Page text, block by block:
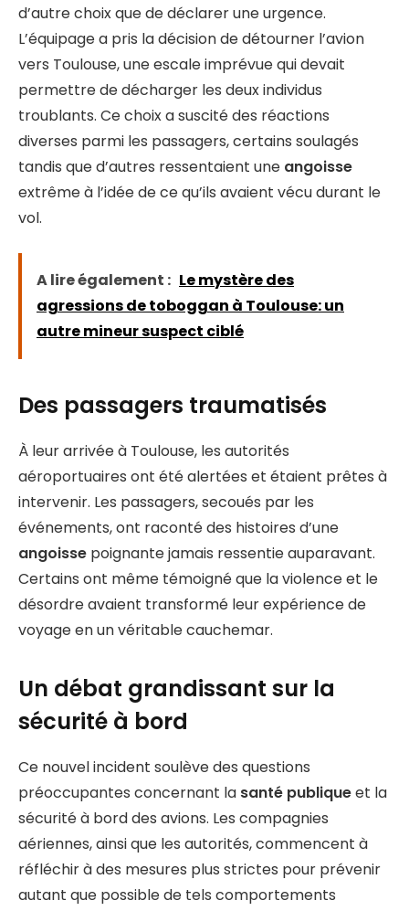
d’autre choix que de déclarer une urgence.
L’équipage a pris la décision de détourner l’avion
vers Toulouse, une escale imprévue qui devait
permettre de décharger les deux individus
troublants. Ce choix a suscité des réactions
diverses parmi les passagers, certains soulagés
tandis que d’autres ressentaient une angoisse
extrême à l’idée de ce qu’ils avaient vécu durant le
vol.
A lire également : Le mystère des
agressions de toboggan à Toulouse: un
autre mineur suspect ciblé
Des passagers traumatisés
À leur arrivée à Toulouse, les autorités
aéroportuaires ont été alertées et étaient prêtes à
intervenir. Les passagers, secoués par les
événements, ont raconté des histoires d’une
angoisse poignante jamais ressentie auparavant.
Certains ont même témoigné que la violence et le
désordre avaient transformé leur expérience de
voyage en un véritable cauchemar.
Un débat grandissant sur la
sécurité à bord
Ce nouvel incident soulève des questions
préoccupantes concernant la santé publiqueet la
sécurité à bord des avions. Les compagnies
aériennes, ainsi que les autorités, commencent à
réfléchir à des mesures plus strictes pour prévenir
autant que possible de tels comportements